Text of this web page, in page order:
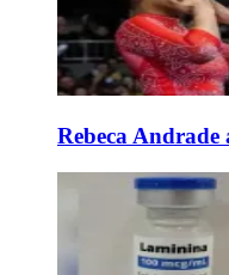
Rebeca